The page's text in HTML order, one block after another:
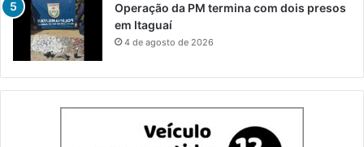
Operação da PM termina com dois presos
em Itaguaí
4 de agosto de 2026